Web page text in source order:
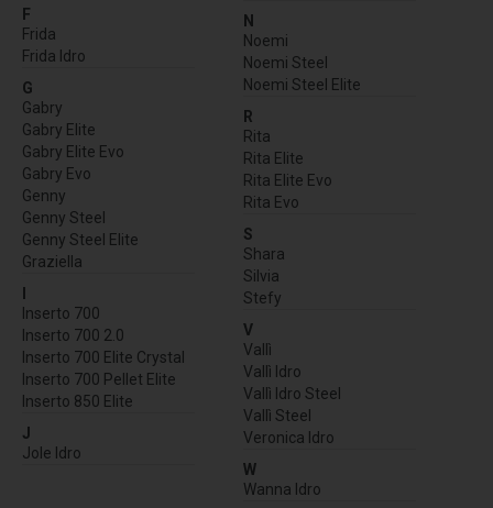
F
Frida
Frida Idro
G
Gabry
Gabry Elite
Gabry Elite Evo
Gabry Evo
Genny
Genny Steel
Genny Steel Elite
Graziella
Inserto 700
Inserto 700 2.0
Inserto 700 Elite Crystal
Inserto 700 Pellet Elite
Inserto 850 Elite
J
Jole Idro
N
Noemi
Noemi Steel
Noemi Steel Elite
R
Rita
Rita Elite
Rita Elite Evo
Rita Evo
S
Shara
Silvia
Stefy
V
Vallì
Vallì Idro
Vallì Idro Steel
Vallì Steel
Veronica Idro
W
Wanna Idro